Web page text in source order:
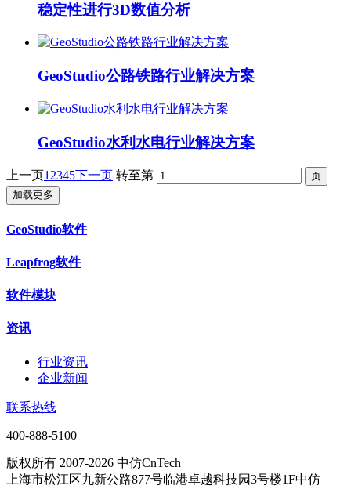
稳定性进行3D数值分析
GeoStudio公路铁路行业解决方案
GeoStudio水利水电行业解决方案
上一页1 2345下一页 转至第
加载更多
GeoStudio软件
Leapfrog软件
软件模块
资讯
行业资讯
企业新闻
联系热线
400-888-5100
版权所有 2007-2026 中仿CnTech
上海市松江区九新公路877号临港卓越科技园3号楼1F中仿